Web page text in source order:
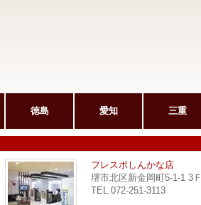
徳島 愛知 三重
和泉府中駅前店
フレスポしんかな店
堺市北区新金岡町5-1-1 3Ｆ
TEL.072-251-3113